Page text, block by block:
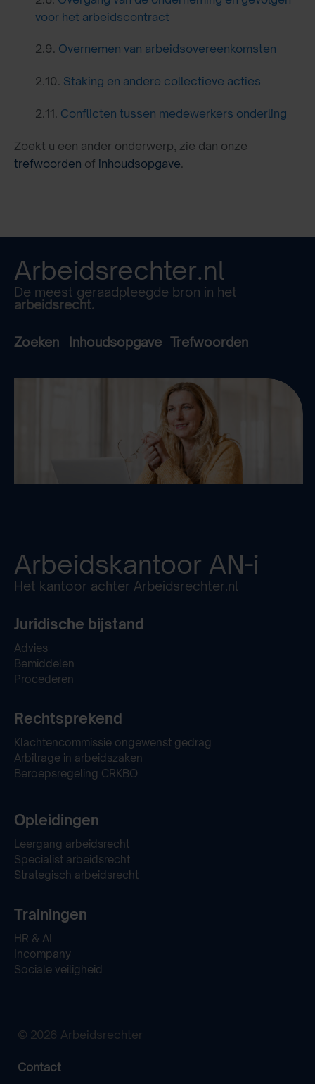
voor het arbeidscontract
2.9. Overnemen van arbeidsovereenkomsten
2.10. Staking en andere collectieve acties
2.11. Conflicten tussen medewerkers onderling
Zoekt u een ander onderwerp, zie dan onze
trefwoorden of inhoudsopgave.
Arbeidsrechter.nl
De meest geraadpleegde bron in het
arbeidsrecht.
Zoeken Inhoudsopgave Trefwoorden
Arbeidskantoor AN-i
Het kantoor achter Arbeidsrechter.nl
Juridische bijstand
Advies
Bemiddelen
Procederen
Rechtsprekend
Klachtencommissie ongewenst gedrag
Arbitrage in arbeidszaken
Beroepsregeling CRKBO
Opleidingen
Leergang arbeidsrecht
Specialist arbeidsrecht
Strategisch arbeidsrecht
Trainingen
HR & AI
Incompany
Sociale veiligheid
© 2026 Arbeidsrechter
Contact